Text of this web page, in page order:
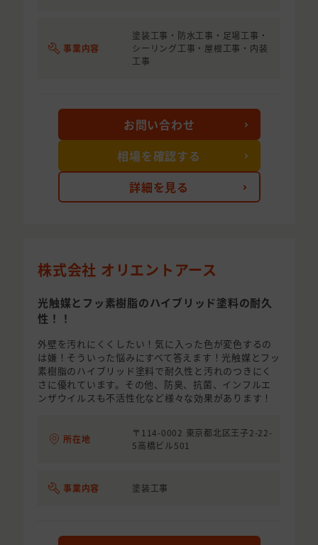
事業内容
塗装工事・防水工事・足場工事・
シーリング工事・屋根工事・内装
工事
詳細を見る
お問い合わせ
相場を確認する
株式会社 オリエントアース
光触媒とフッ素樹脂のハイブリッド塗料の耐久
性！！
外壁を汚れにくくしたい！気に入った色が変色するの
は嫌！そういった悩みにすべて答えます！光触媒とフッ
素樹脂のハイブリッド塗料で耐久性と汚れのつきにく
さに優れています。その他、防臭、抗菌、インフルエ
ンザウイルスも不活性化など様々な効果があります！
所在地
〒114-0002 東京都北区王子2-22-
5高橋ビル501
事業内容 塗装工事